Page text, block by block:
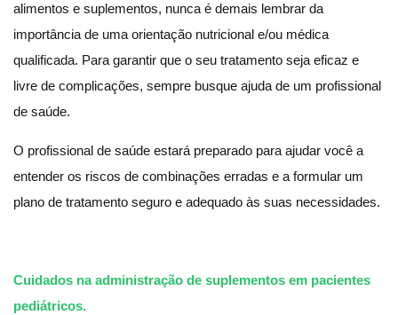
alimentos e suplementos, nunca é demais lembrar da
importância de uma orientação nutricional e/ou médica
qualificada. Para garantir que o seu tratamento seja eficaz e
livre de complicações, sempre busque ajuda de um profissional
de saúde.
O profissional de saúde estará preparado para ajudar você a
entender os riscos de combinações erradas e a formular um
plano de tratamento seguro e adequado às suas necessidades.
Cuidados na administração de suplementos em pacientes
pediátricos.